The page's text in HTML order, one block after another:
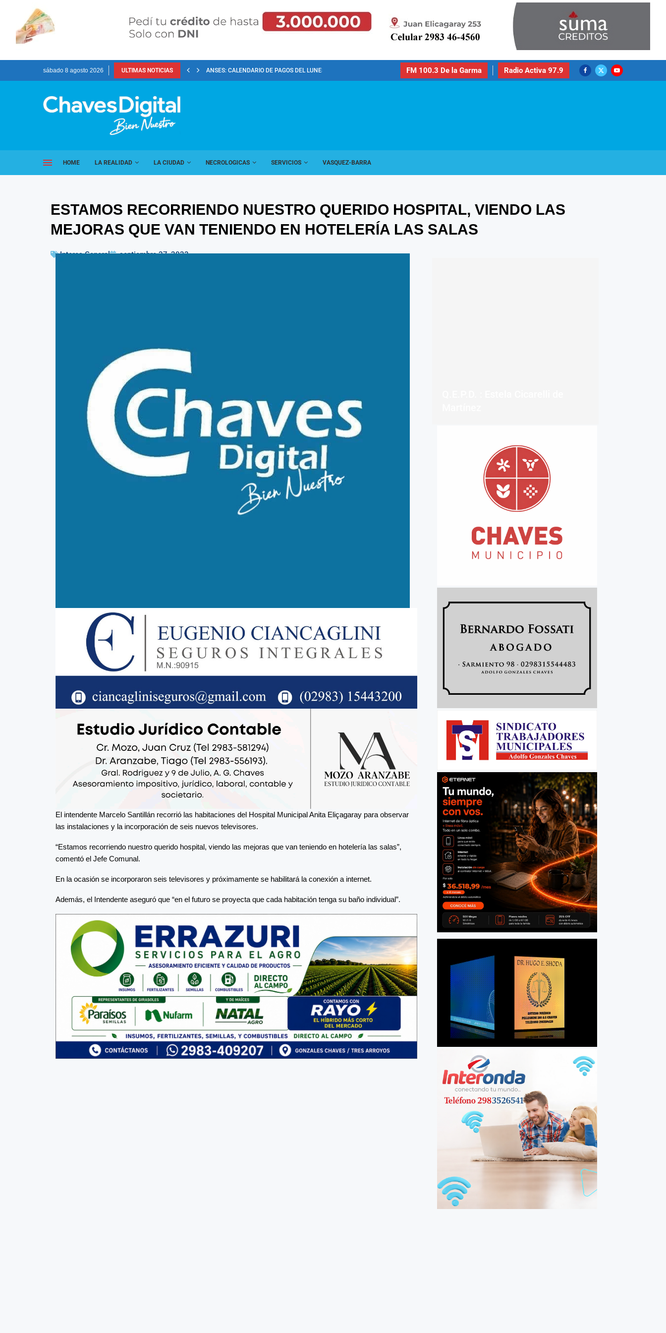
sábado 8 agosto 2026 ULTIMAS NOTICIAS ANSES: CALENDARIO DE PAGOS DEL LUNES 10 DE... FM 100.3 De la Garma Radio Activa 97.9
HOME LA REALIDAD LA CIUDAD NECROLOGICAS SERVICIOS VASQUEZ-BARRA
ESTAMOS RECORRIENDO NUESTRO QUERIDO HOSPITAL, VIENDO LAS
MEJORAS QUE VAN TENIENDO EN HOTELERÍA LAS SALAS
Interes General septiembre 27, 2023
El intendente Marcelo Santillán recorrió las habitaciones del Hospital Municipal Anita Eliçagaray para observar
las instalaciones y la incorporación de seis nuevos televisores.
“Estamos recorriendo nuestro querido hospital, viendo las mejoras que van teniendo en hotelería las salas”,
comentó el Jefe Comunal.
En la ocasión se incorporaron seis televisores y próximamente se habilitará la conexión a internet.
Además, el Intendente aseguró que “en el futuro se proyecta que cada habitación tenga su baño individual”.